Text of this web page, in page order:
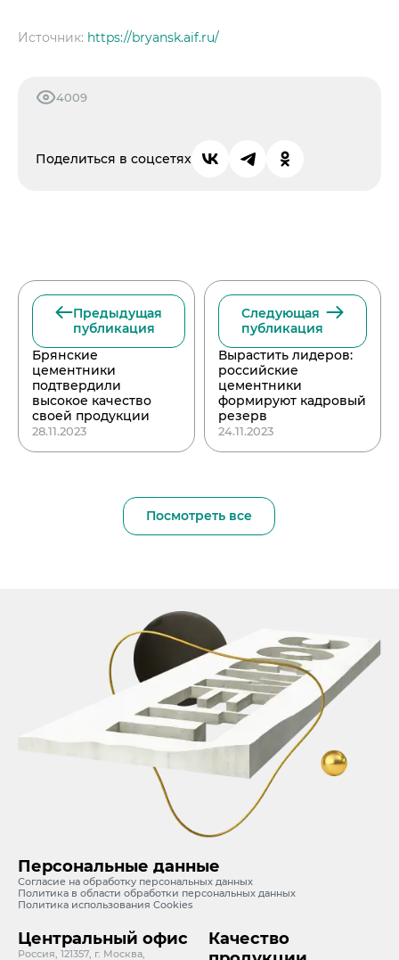
Источник: https://bryansk.aif.ru/
4009
Поделиться в соцсетях
Предыдущая
публикация
Брянские
цементники
подтвердили
высокое качество
своей продукции
28.11.2023
Следующая
публикация
Вырастить лидеров:
российские
цементники
формируют кадровый
резерв
24.11.2023
Посмотреть все
Персональные данные
Согласие на обработку персональных данных
Политика в области обработки персональных данных
Политика использования Cookies
Центральный офис
Россия, 121357, г. Москва,
Качество